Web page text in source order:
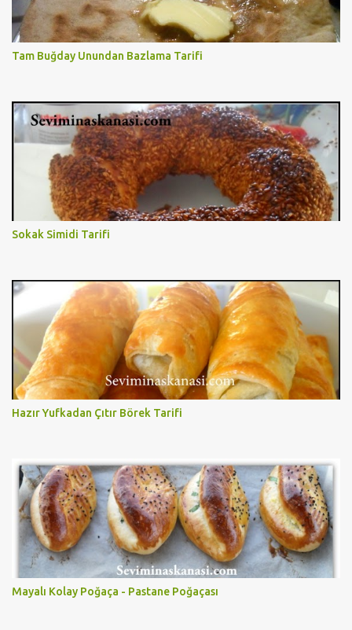
Tam Buğday Unundan Bazlama Tarifi
Sokak Simidi Tarifi
Hazır Yufkadan Çıtır Börek Tarifi
Mayalı Kolay Poğaça - Pastane Poğaçası